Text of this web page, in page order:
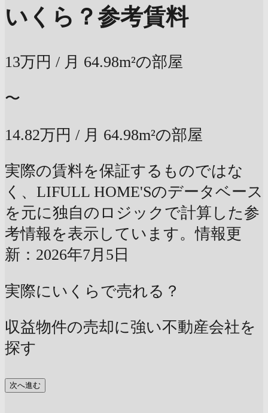
いくら？参考賃料
13万円 / 月 64.98m²の部屋
〜
14.82万円 / 月 64.98m²の部屋
実際の賃料を保証するものではな
く、LIFULL HOME'Sのデータベース
を元に独自のロジックで計算した参
考情報を表示しています。情報更
新：2026年7月5日
実際にいくらで売れる？
収益物件の売却に強い不動産会社を
探す
次へ進む